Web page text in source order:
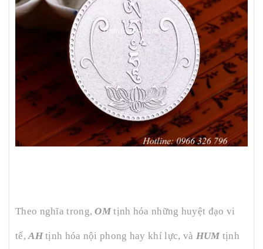
Theo nghĩa trong,OMtịnh hóa những huyệt đạo vi
tế,AHtịnh hóa nội phong hay khí lực, và HUM tịnh